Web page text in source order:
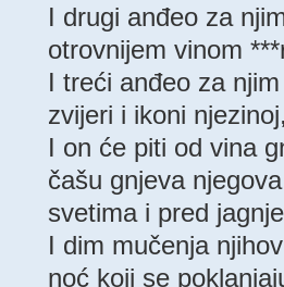
I drugi anđeo za
otrovnijem vinom
I treći anđeo za
zvijeri i ikoni
I on će piti od vina
čašu gnjeva
svetima i pred
I dim mučenja
noć koji se